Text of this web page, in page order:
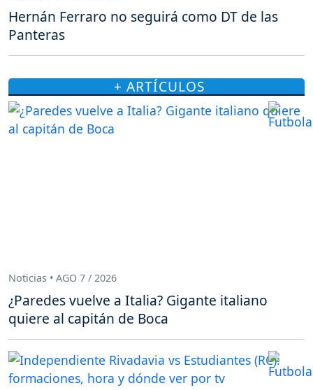
Hernán Ferraro no seguirá como DT de las
Panteras
+ ARTÍCULOS
Noticias • AGO 7 / 2026
¿Paredes vuelve a Italia? Gigante italiano
quiere al capitán de Boca